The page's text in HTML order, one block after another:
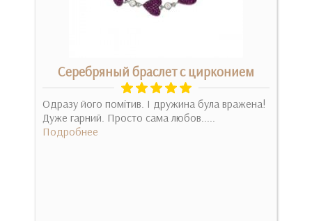
Серебряный браслет с цирконием
Одразу його помітив. І дружина була вражена!
Дуже гарний. Просто сама любов.....
Подробнее